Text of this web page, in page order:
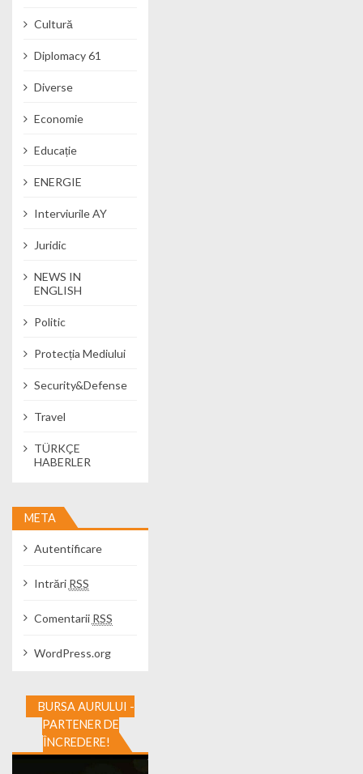
Cultură
Diplomacy 61
Diverse
Economie
Educație
ENERGIE
Interviurile AY
Juridic
NEWS IN
ENGLISH
Politic
Protecția Mediului
Security&Defense
Travel
TÜRKÇE
HABERLER
META
Autentificare
Intrări RSS
Comentarii RSS
WordPress.org
BURSA AURULUI -
PARTENER DE
ÎNCREDERE!